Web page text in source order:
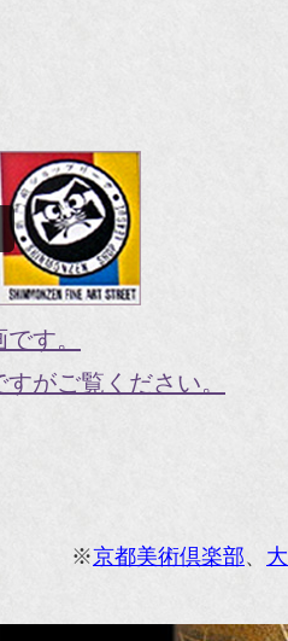
す。
がご覧ください。
※京都美術倶楽部、